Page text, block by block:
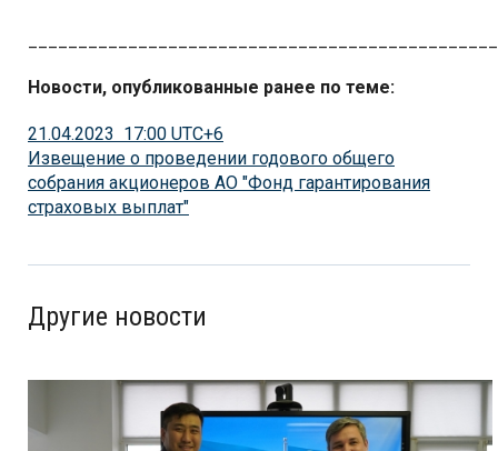
Новости, опубликованные ранее по теме:
21.04.2023 17:00 UTC+6
Извещение о проведении годового общего
собрания акционеров АО "Фонд гарантирования
страховых выплат"
Другие новости